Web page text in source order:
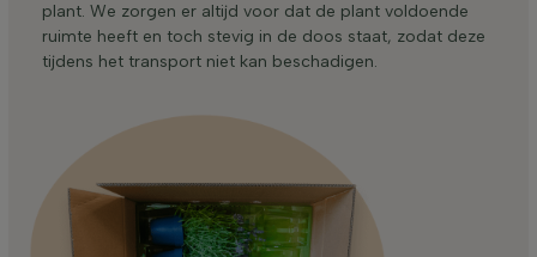
plant. We zorgen er altijd voor dat de plant voldoende
ruimte heeft en toch stevig in de doos staat, zodat deze
tijdens het transport niet kan beschadigen.